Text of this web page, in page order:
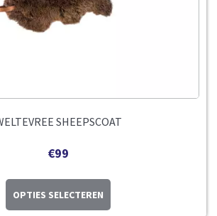
SHEEPSCOAT
€99
OPTIES SELECTEREN